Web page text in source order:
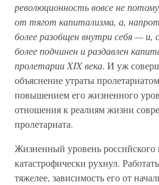
революционность вовсе не
от тягот капитализма, а,
более разобщен внутри себя — и,
более подчинен и раздавлен
пролетарии XIX века. И уж
объяснение утраты
повышением его жизненного
отношения к реалиям жизни
пролетариата.
Жизненный уровень российского
катастрофически рухнул.
тяжелее, зависимость его от